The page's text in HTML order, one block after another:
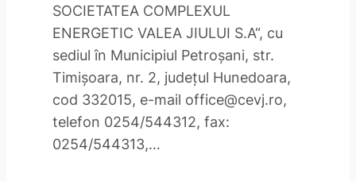
SOCIETATEA COMPLEXUL
ENERGETIC VALEA JIULUI S.A“, cu
sediul în Municipiul Petroşani, str.
Timişoara, nr. 2, judeţul Hunedoara,
cod 332015, e-mail office@cevj.ro,
telefon 0254/544312, fax:
0254/544313,…